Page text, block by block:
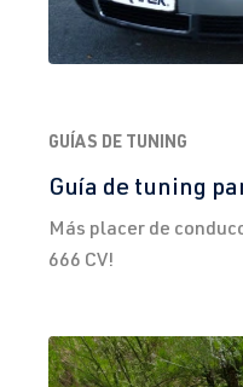
GUÍAS DE TUNING
Guía de tuning
Más placer de
666 CV!